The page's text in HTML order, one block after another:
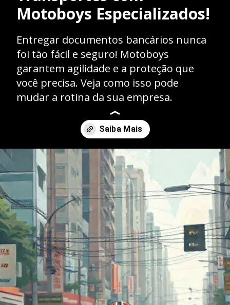
Motoboys Especializados!
Entregar documentos bancários nunca
foi tão fácil e seguro! Motoboys
garantem agilidade e a proteção que
você precisa. Veja como isso pode
mudar a rotina da sua empresa.
Opening https://caasexpresss.com/motoboy-para-transporte-de-documentos-bancarios/